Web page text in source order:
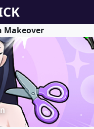
Makeover